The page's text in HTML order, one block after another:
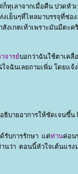
เลาจากเมื่อคืน ปวดหัว
เย็นๆที่ไหลมาบรรจุที่ช่
เกตเท้าเพราะมันมีตะค
จารย์บอกว่าฉันใช้ตาเคลื่
จฉันเลยถามเพิ่ม โดยแจ้
บายอาการให้ชัดเจนขึ้น
รับการรักษา แต่ท่านค่อน
นว่า ตอนนี้หัวใจเต้นแร